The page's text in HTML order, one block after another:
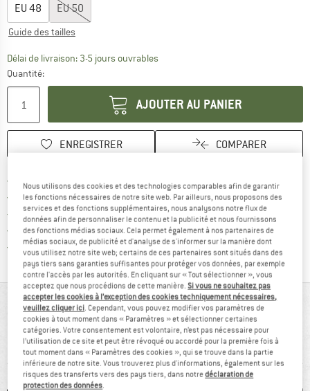
EU 48 EU50
Guide des tailles
Délai de livraison: 3-5 jours ouvrablesLe lien s'ouvre dans une boîte
Quantité:
AJOUTER AU PANIER
ENREGISTRER COMPARER
Livraison gratuite dès 69 € (FR)
Trouve les infos sur la
Droit de retour de 100 joursTrouve les informations de
> 4 000 000 clients satisfaits
Tous les articles disponibles
Protection des acheteurs de Trusted ShopsTrouve toutes les
VUE D'ENSEMBLE
T-shirt en fibres synthétiques respirant, tissu à séchage
rapide
Nous utilisons des cookies et des technologies comparables afin de garantir
les fonctions nécessaires de notre site web. Par ailleurs, nous proposons des
services et des fonctions supplémentaires, nous analysons notre flux de
données afin de personnaliser le contenu et la publicité et nous fournissons
des fonctions médias sociaux. Cela permet également à nos partenaires de
médias sociaux, de publicité et d'analyse de s'informer sur la manière dont
vous utilisez notre site web; certains de ces partenaires sont situés dans des
pays tiers sans garanties suffisantes pour protéger vos données, par exemple
contre l'accès par les autorités. En cliquant sur « Tout sélectionner », vous
acceptez que nous procédions de cette manière.Si vous ne souhaitez pas
accepter les cookies à l’exception des cookies techniquement nécessaires,
veuillez cliquer ici. Cependant, vous pouvez modifier vos paramètres de
cookies à tout moment dans « Paramètres » et sélectionner certaines
catégories. Votre consentement est volontaire, n’est pas nécessaire pour
l’utilisation de ce site et peut être révoqué ou accordé pour la première fois à
tout moment dans « Paramètres des cookies », qui se trouve dans la partie
inférieure de notre site. Vous trouverez plus d'informations, également sur les
risques des transferts vers des pays tiers, dans notredéclaration de
protection des données.